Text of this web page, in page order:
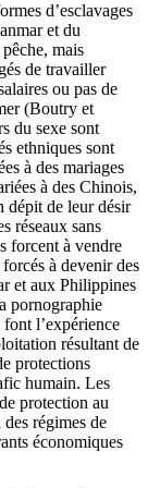
d’esclavages
et du
mais
de travailler
ou pas de
(Boutry et
du sexe sont
ethniques sont
à des mariages
à des Chinois,
dépit de leur désir
réseaux sans
forcent à vendre
à devenir des
et aux Philippines
pornographie
l’expérience
résultant de
protections
humain. Les
protection au
régimes de
économiques